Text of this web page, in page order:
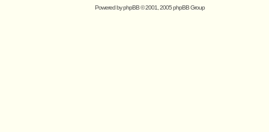
Powered byphpBB© 2001, 2005 phpBB Group